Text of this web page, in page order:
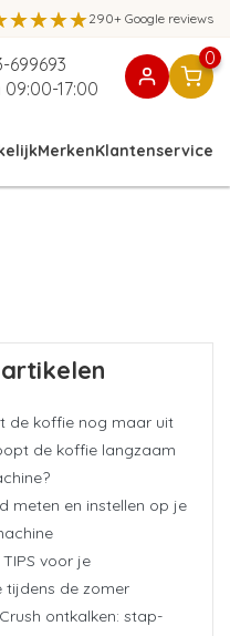
290+ Google reviews
699693
17:00
0
MerkenKlantenservice
de koffie nog maar uit
de koffie langzaam
meten en instellen op je
TIPS voor je
tijdens de zomer
ontkalken: stap-